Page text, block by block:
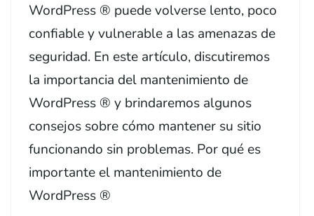
WordPress ® puede volverse lento, poco
confiable y vulnerable a las amenazas de
seguridad. En este artículo, discutiremos
la importancia del mantenimiento de
WordPress ® y brindaremos algunos
consejos sobre cómo mantener su sitio
funcionando sin problemas. Por qué es
importante el mantenimiento de
WordPress ®